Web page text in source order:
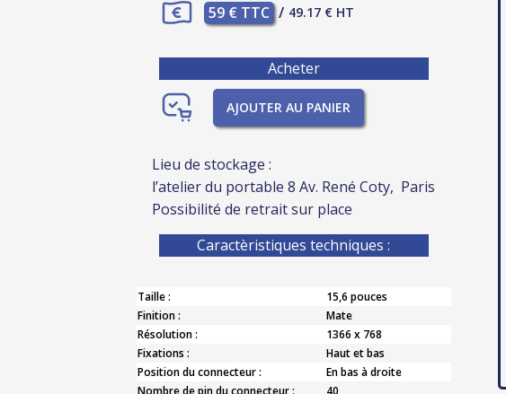
59 € TTC / 49.17 € HT
Acheter
AJOUTER AU PANIER
Lieu de stockage :
l’atelier du portable 8 Av. René Coty, Paris
Possibilité de retrait sur place
Caractèristiques techniques :
Taille :
15,6 pouces
Finition :
Mate
Résolution :
1366 x 768
Fixations :
Haut et bas
Position du connecteur :
En bas à droite
Nombre de pin du connecteur :
40